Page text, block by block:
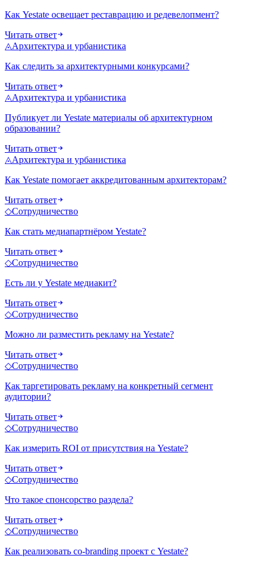
Как Yestate освещает реставрацию и редевелопмент?
Читать ответ
◬Архитектура и урбанистика
Как следить за архитектурными конкурсами?
Читать ответ
◬Архитектура и урбанистика
Публикует ли Yestate материалы об архитектурном
образовании?
Читать ответ
◬Архитектура и урбанистика
Как Yestate помогает аккредитованным архитекторам?
Читать ответ
◇Сотрудничество
Как стать медиапартнёром Yestate?
Читать ответ
◇Сотрудничество
Есть ли у Yestate медиакит?
Читать ответ
◇Сотрудничество
Можно ли разместить рекламу на Yestate?
Читать ответ
◇Сотрудничество
Как таргетировать рекламу на конкретный сегмент
аудитории?
Читать ответ
◇Сотрудничество
Как измерить ROI от присутствия на Yestate?
Читать ответ
◇Сотрудничество
Что такое спонсорство раздела?
Читать ответ
◇Сотрудничество
Как реализовать co-branding проект с Yestate?